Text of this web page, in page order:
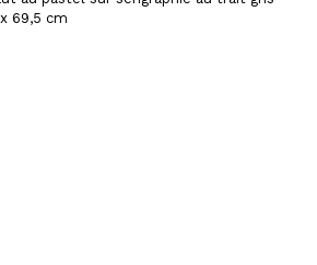
69,5 cm